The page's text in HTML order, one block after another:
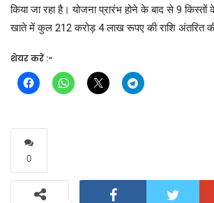
किया जा रहा है। योजना प्रारंभ होने के बाद से 9
खाते में कुल 212 करोड़ 4 लाख रूपए की राशि अंतरित
शेयर करें :-
0